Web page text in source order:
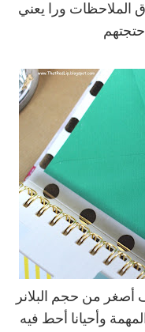
ورا يعني
أصغر من حجم البلانر
وأحيانا أحط فيه